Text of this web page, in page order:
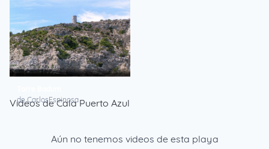
de CarlosEspinosa
Videos de Cala Puerto Azul
Aún no tenemos videos de esta playa